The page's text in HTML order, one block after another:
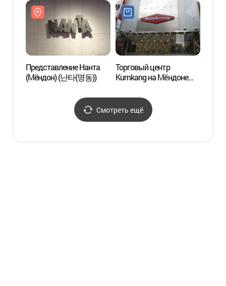
Представление Нанта
(Мёндон) (난타(명동))
Торговый центр
Kumkang на Мёндоне
Смотреть ещё